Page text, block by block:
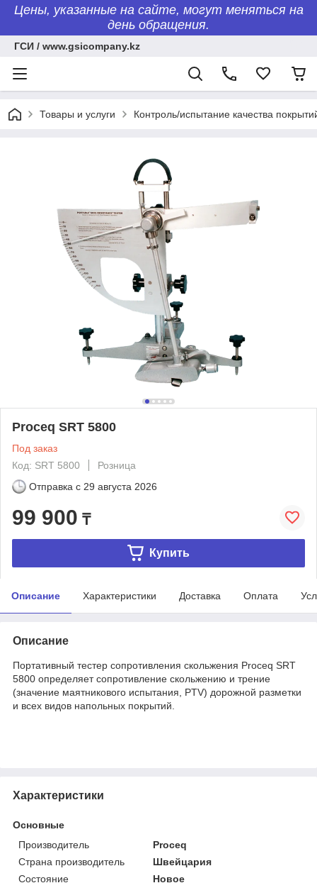
Цены, указанные на сайте, могут меняться на
день обращения.
ГСИ / www.gsicompany.kz
Товары и услуги Контроль/испытание качества
Proceq SRT 5800
Под заказ
Код: SRT 5800
Розница
Отправка с 29 августа 2026
99 900 ₸
Купить
Описание Характеристики Доставка Оплата
Описание
Портативный тестер сопротивления скольжения Proceq SRT
5800 определяет сопротивление скольжению и трение
(значение маятникового испытания, PTV) дорожной разметки
и всех видов напольных покрытий.
Характеристики
Основные
Производитель
Proceq
Страна производитель
Швейцария
Состояние
Новое